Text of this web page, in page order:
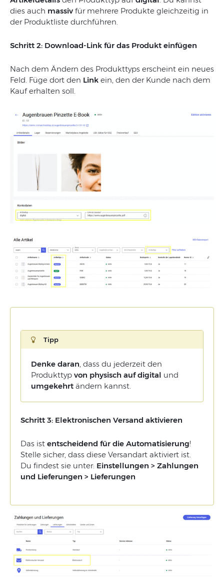
dies auch massiv für mehrere Produkte gleichzeitig in
der Produktliste durchführen.
Schritt 2: Download-Link für das Produkt einfügen
Nach dem Ändern des Produkttyps erscheint ein neues
Feld. Füge dort den Link ein, den der Kunde nach dem
Kauf erhalten soll.
Tipp
Denke daran , dass du jederzeit den
Produkttyp von physisch auf digital und
umgekehrt ändern kannst.
Schritt 3: Elektronischen Versand aktivieren
Das ist entscheidend für die Automatisierung!
Stelle sicher, dass diese Versandart aktiviert ist.
Du findest sie unter: Einstellungen > Zahlungen
und Lieferungen > Lieferungen